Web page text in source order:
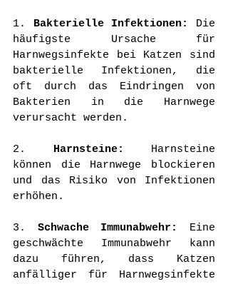
1. Bakterielle Infektionen:
Die
häufigste Ursache für
Harnwegsinfekte bei Katzen sind
bakterielle Infektionen, die
oft durch das Eindringen von
Bakterien in die Harnwege
verursacht werden.
2. Harnsteine:
Harnsteine
können die Harnwege blockieren
und das Risiko von Infektionen
erhöhen.
3. Schwache Immunabwehr:
Eine
geschwächte Immunabwehr kann
dazu führen, dass Katzen
anfälliger für Harnwegsinfekte